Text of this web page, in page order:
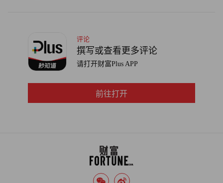
评论
撰写或查看更多评论
请打开财富Plus APP
前往打开